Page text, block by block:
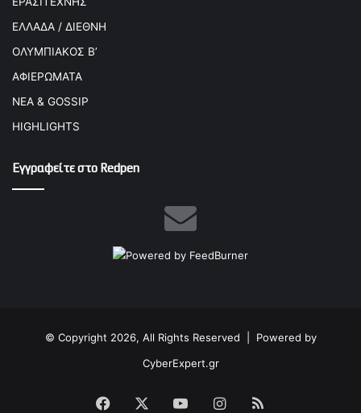
ΕΛΛΑΔΑ / ΔΙΕΘΝΗ
ΟΛΥΜΠΙΑΚΟΣ Β’
ΑΦΙΕΡΩΜΑΤΑ
ΝΕΑ & GOSSIP
HIGHLIGHTS
Εγγραφείτε στο Redpen
© Copyright 2026, All Rights Reserved | Powered by
CyberExpert.gr
Facebook YouTubeInstagram